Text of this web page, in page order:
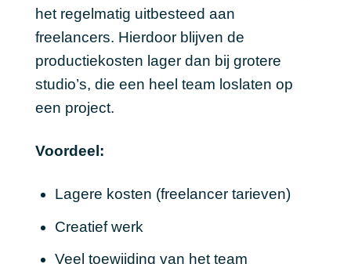
het regelmatig uitbesteed aan
freelancers. Hierdoor blijven de
productiekosten lager dan bij grotere
studio’s, die een heel team loslaten op
een project.
Voordeel:
Lagere kosten (freelancer tarieven)
Creatief werk
Veel toewijding van het team